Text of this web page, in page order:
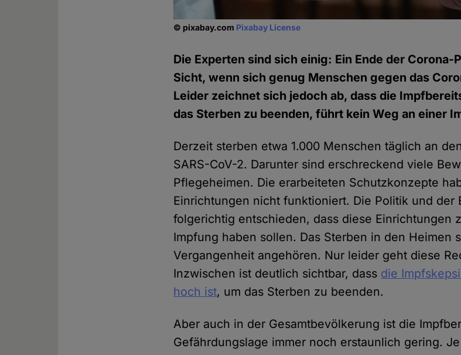
© pixabay.com Pixabay License
Die Experten sind sich einig: Ein Ende der Corona-
Sicht, wenn sich genug Menschen gegen das
Leider zeichnet sich jedoch ab, dass die
das Sterben zu beenden, führt kein Weg an einer
Derzeit sterben etwa 1.000 Menschen täglich an
SARS-CoV-2. Darunter sind erschreckend viele
Pflegeheimen. Die erarbeiteten Schutzkonzepte
Einrichtungen nicht funktioniert. Die Politik und der
folgerichtig entschieden, dass diese Einrichtungen
Impfung haben sollen. Das Sterben in den Heimen
Vergangenheit angehören. Nur leider geht diese
Inzwischen ist deutlich sichtbar, dass die
hoch ist, um das Sterben zu beenden.
Aber auch in der Gesamtbevölkerung ist die
Gefährdungslage immer noch erstaunlich gering.